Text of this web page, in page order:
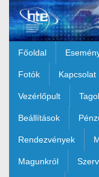
Ugrás a fő tartalomhoz
Főoldal
Fotók Kapcsolat
Vezérlőpult
Beállítások
Rendezvények
Magunkról